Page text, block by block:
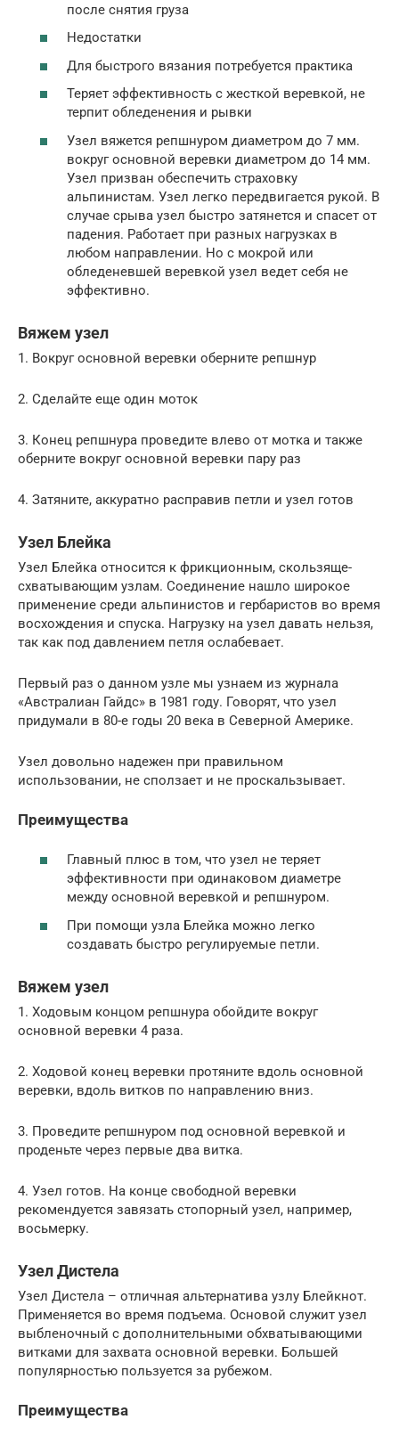
после снятия груза
Недостатки
Для быстрого вязания потребуется практика
Теряет эффективность с жесткой веревкой, не
терпит обледенения и рывки
Узел вяжется репшнуром диаметром до 7 мм.
вокруг основной веревки диаметром до 14 мм.
Узел призван обеспечить страховку
альпинистам. Узел легко передвигается рукой. В
случае срыва узел быстро затянется и спасет от
падения. Работает при разных нагрузках в
любом направлении. Но с мокрой или
обледеневшей веревкой узел ведет себя не
эффективно.
Вяжем узел
1. Вокруг основной веревки оберните репшнур
2. Сделайте еще один моток
3. Конец репшнура проведите влево от мотка и также
оберните вокруг основной веревки пару раз
4. Затяните, аккуратно расправив петли и узел готов
Узел Блейка
Узел Блейка относится к фрикционным, скользяще-
схватывающим узлам. Соединение нашло широкое
применение среди альпинистов и гербаристов во время
восхождения и спуска. Нагрузку на узел давать нельзя,
так как под давлением петля ослабевает.
Первый раз о данном узле мы узнаем из журнала
«Австралиан Гайдс» в 1981 году. Говорят, что узел
придумали в 80-е годы 20 века в Северной Америке.
Узел довольно надежен при правильном
использовании, не сползает и не проскальзывает.
Преимущества
Главный плюс в том, что узел не теряет
эффективности при одинаковом диаметре
между основной веревкой и репшнуром.
При помощи узла Блейка можно легко
создавать быстро регулируемые петли.
Вяжем узел
1. Ходовым концом репшнура обойдите вокруг
основной веревки 4 раза.
2. Ходовой конец веревки протяните вдоль основной
веревки, вдоль витков по направлению вниз.
3. Проведите репшнуром под основной веревкой и
проденьте через первые два витка.
4. Узел готов. На конце свободной веревки
рекомендуется завязать стопорный узел, например,
восьмерку.
Узел Дистела
Узел Дистела – отличная альтернатива узлу Блейкнот.
Применяется во время подъема. Основой служит узел
выбленочный с дополнительными обхватывающими
витками для захвата основной веревки. Большей
популярностью пользуется за рубежом.
Преимущества